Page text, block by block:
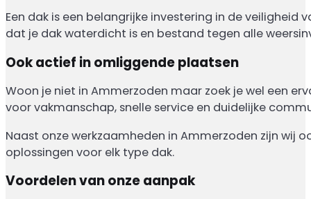
Een dak is een belangrijke investering in de
dat je dak waterdicht is en bestand tegen alle
Ook actief in omliggende plaatsen
Woon je niet in Ammerzoden maar zoek je wel een
voor vakmanschap, snelle service en duidelijke
Naast onze werkzaamheden in Ammerzoden zijn wij
oplossingen voor elk type dak.
Voordelen van onze aanpak